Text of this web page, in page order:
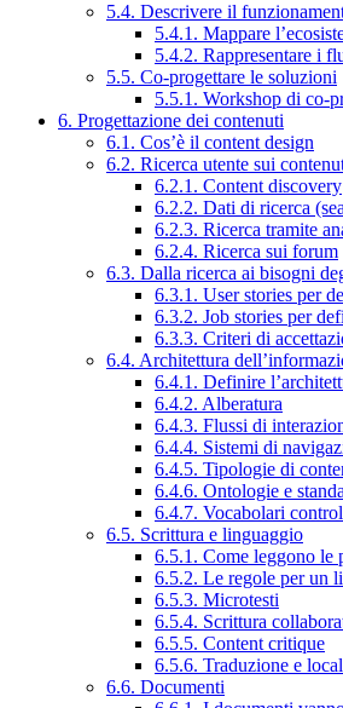
5.4. Descrivere il
5.4.1. Mappare
5.4.2. Rappresentare i
5.5. Co-progettare le soluzioni
5.5.1. Workshop di co-
6. Progettazione dei contenuti
6.1. Cos’è il content design
6.2. Ricerca utente sui
6.2.1. Content discovery
6.2.2. Dati di ricerca
6.2.3. Ricerca tramite
6.2.4. Ricerca sui forum
6.3. Dalla ricerca ai bisogni
6.3.1. User stories per
6.3.2. Job stories per
6.3.3. Criteri di
6.4. Architettura
6.4.1. Definire
6.4.2. Alberatura
6.4.3. Flussi di
6.4.4. Sistemi di
6.4.5. Tipologie di
6.4.6. Ontologie e
6.4.7. Vocabolari
6.5. Scrittura e linguaggio
6.5.1. Come leggono le
6.5.2. Le regole per un
6.5.3. Microtesti
6.5.4. Scrittura
6.5.5. Content critique
6.5.6. Traduzione e
6.6. Documenti